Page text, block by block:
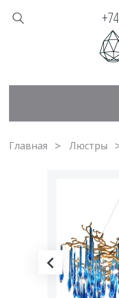
Главная Люстры